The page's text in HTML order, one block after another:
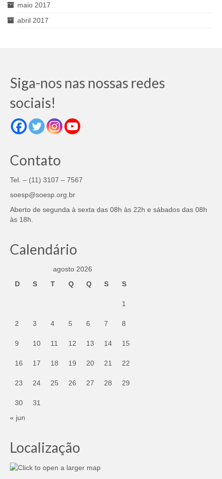
maio 2017
abril 2017
Siga-nos nas nossas redes
sociais!
Contato
Tel. – (11) 3107 – 7567
soesp@soesp.org.br
Aberto de segunda à sexta das 08h às 22h e sábados das 08h
às 18h.
Calendário
agosto 2026
D
S T Q Q S S
1
2 3 4 5 6 7 8
9 10 11 12 13 14 15
16 17 18 19 20 21 22
23 24 25 26 27 28 29
30
31
« jun
Localização